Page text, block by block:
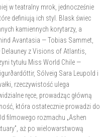
w teatralny mrok, jednocześnie
definiują ich styl. Blask świec
kamiennych korytarzy, a
Avantasia — Tobias Sammet,
z Visions of Atlantis,
tytułu Miss World Chile —
Sólveig Sara Leupold i
rzeczywistość ulega
ręce, prowadząc główną
która ostatecznie prowadzi do
filmowego rozmachu „Ashen
aż po wielowarstwową